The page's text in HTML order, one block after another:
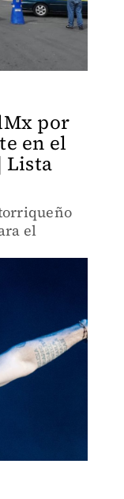
por
en el
Lista
el